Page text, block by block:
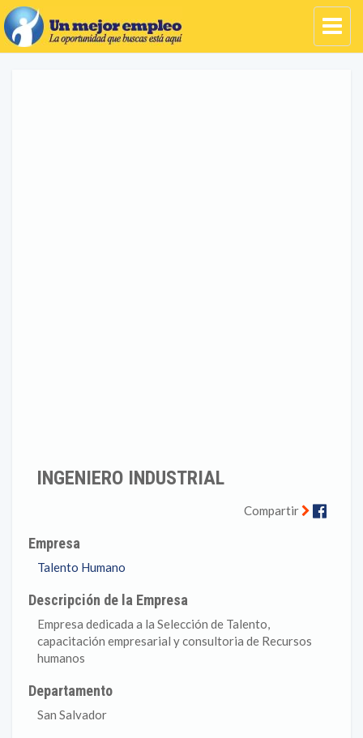
INGENIERO INDUSTRIAL
Compartir
Empresa
Talento Humano
Descripción de la Empresa
Empresa dedicada a la Selección de Talento,
capacitación empresarial y consultoria de Recursos
humanos
Departamento
San Salvador